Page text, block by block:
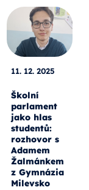
11. 12. 2025
Školní
parlament
jako hlas
studentů:
rozhovor s
Adamem
Žalmánkem
z Gymnázia
Milevsko